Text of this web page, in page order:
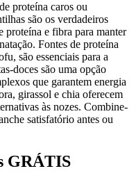
proteína caros ou
são os verdadeiros
proteína e fibra para manter
Fontes de proteína
são essenciais para a
doces são uma opção
que garantem energia
girassol e chia oferecem
às nozes. Combine-
satisfatório antes ou
GRÁTIS